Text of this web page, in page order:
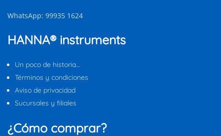
WhatsApp: 99935 1624
HANNA® instruments
Un poco de historia…
Términos y condiciones
Aviso de privacidad
Sucursales y filiales
¿Cómo comprar?